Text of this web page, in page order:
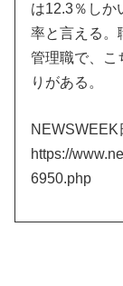
は12.3％しか
率と言える。
管理職で、こ
りがある。
https://
6950.php